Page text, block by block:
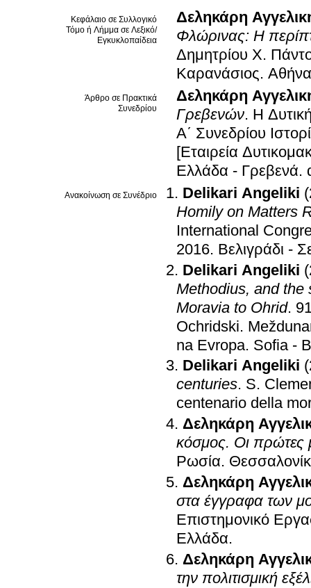
Κεφάλαιο σε Συλλογικό
Τόμο ή Λήμμα σε Λεξικό/
Εγκυκλοπαίδεια
Δεληκάρη
Φλώρινας: Η
Δημητρίου Χ.
Καρανάσιος. Αθήνα
Άρθρο σε Πρακτικά
Συνεδρίου
Δεληκάρη
Γρεβενών. Η
Α΄ Συνεδρίου
[Εταιρεία
Ελλάδα - Γρεβενά.
Ανακοίνωση σε Συνέδριο Delikari Angeliki
Homily on Matters
International
2016. Βελιγράδι -
Delikari Angeliki
Methodius, and the
Moravia to Ohrid.
Ochridski.
na Evropa. Sofia -
Delikari Angeliki
centuries. S.
centenario della
Δεληκάρη
κόσμος. Οι πρώτες
Ρωσία.
Δεληκάρη
στα έγγραφα των
Επιστημονικό
Ελλάδα.
Δεληκάρη
την πολιτισμική